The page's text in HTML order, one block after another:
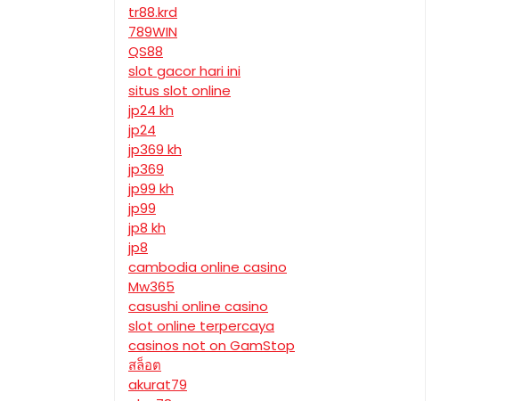
tr88.krd
789WIN
QS88
slot gacor hari ini
situs slot online
jp24 kh
jp24
jp369 kh
jp369
jp99 kh
jp99
jp8 kh
jp8
cambodia online casino
Mw365
casushi online casino
slot online terpercaya
casinos not on GamStop
สล็อต
akurat79